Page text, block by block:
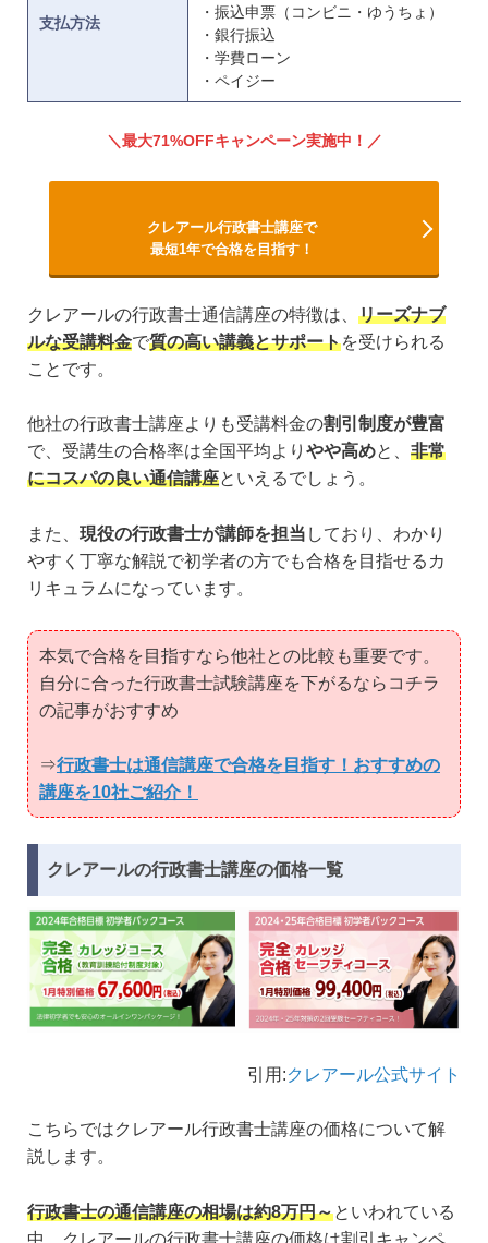
支払方法
・振込申票（コンビニ・ゆうちょ）
・銀行振込
・学費ローン
・ペイジー
最大71%OFFキャンペーン実施中！
クレアール行政書士講座で
最短1年で合格を目指す！
クレアールの行政書士通信講座の特徴は、 リーズナブ
ルな受講料金で質の高い講義とサポートを受けられる
ことです。
他社の行政書士講座よりも受講料金の割引制度が豊富
で、受講生の合格率は全国平均より やや高めと、 非常
にコスパの良い通信講座といえるでしょう。
また、 現役の行政書士が講師を担当 しており、わかり
やすく丁寧な解説で初学者の方でも合格を目指せるカ
リキュラムになっています。
本気で合格を目指すなら他社との比較も重要です。
自分に合った行政書士試験講座を下がるならコチラ
の記事がおすすめ
⇒行政書士は通信講座で合格を目指す！おすすめの
講座を10社ご紹介！
クレアールの行政書士講座の価格一覧
引用:クレアール公式サイト
こちらではクレアール行政書士講座の価格について解
説します。
行政書士の通信講座の相場は約8万円～といわれている
中、クレアールの行政書士講座の価格は割引キャンペ